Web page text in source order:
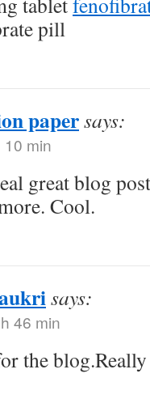
pill
papersays:
min
great blog
Cool.
says:
46 min
the